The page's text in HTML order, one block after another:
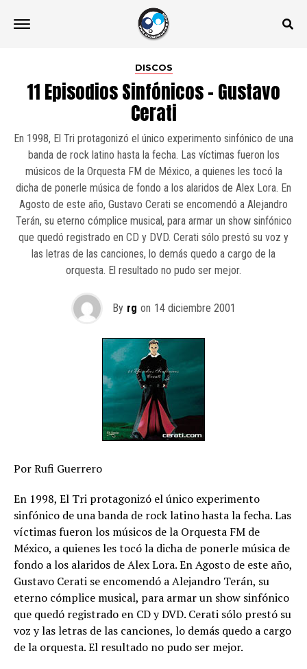
DISCOS
11 Episodios Sinfónicos – Gustavo
Cerati
En 1998, El Tri protagonizó el único experimento sinfónico de una
banda de rock latino hasta la fecha. Las víctimas fueron los
músicos de la Orquesta FM de México, a quienes les tocó la
dicha de ponerle música de fondo a los alaridos de Alex Lora. En
Agosto de este año, Gustavo Cerati se encomendó a Alejandro
Terán, su eterno cómplice musical, para armar un show sinfónico
que quedó registrado en CD y DVD. Cerati sólo prestó su voz y
las letras de las canciones, lo demás quedo a cargo de la
orquesta. El resultado no pudo ser mejor.
By rg on 14 diciembre 2001
Por Rufi Guerrero
En 1998, El Tri protagonizó el único experimento
sinfónico de una banda de rock latino hasta la fecha. Las
víctimas fueron los músicos de la Orquesta FM de
México, a quienes les tocó la dicha de ponerle música de
fondo a los alaridos de Alex Lora. En Agosto de este año,
Gustavo Cerati se encomendó a Alejandro Terán, su
eterno cómplice musical, para armar un show sinfónico
que quedó registrado en CD y DVD. Cerati sólo prestó su
voz y las letras de las canciones, lo demás quedo a cargo
de la orquesta. El resultado no pudo ser mejor.